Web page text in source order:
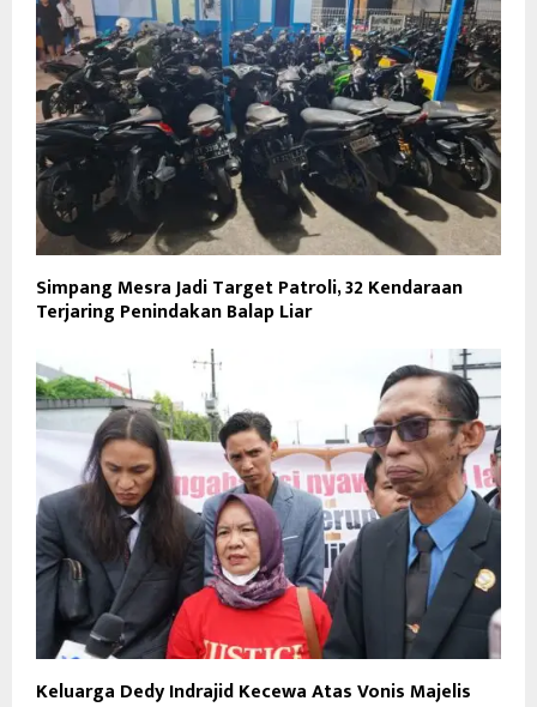
Simpang Mesra Jadi Target Patroli, 32 Kendaraan
Terjaring Penindakan Balap Liar
Keluarga Dedy Indrajid Kecewa Atas Vonis Majelis